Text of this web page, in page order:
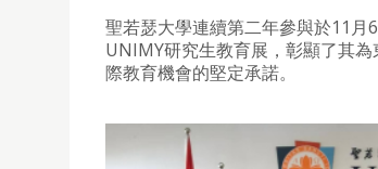
聖若瑟大學連續第二年參與於11月
UNIMY研究生教育展，彰顯了其
際教育機會的堅定承諾。